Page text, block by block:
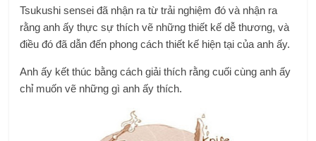
Tsukushi sensei đã nhận ra từ trải nghiệm đó và nhận ra
rằng anh ấy thực sự thích vẽ những thiết kế dễ thương, và
điều đó đã dẫn đến phong cách thiết kế hiện tại của anh ấy.
Anh ấy kết thúc bằng cách giải thích rằng cuối cùng anh ấy
chỉ muốn vẽ những gì anh ấy thích.